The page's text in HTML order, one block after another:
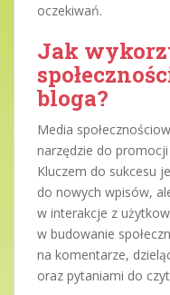
oczekiwań.
Jak
bloga?
Media
narzędzie do
Kluczem do sukcesu
do nowych wpisów,
w interakcje z
w budowanie
na komentarze,
oraz pytaniami do